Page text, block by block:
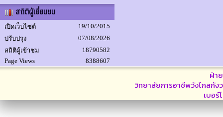
สถิติผู้เยี่ยมชม
เปิดเว็บไซต์
19/10/2015
ปรับปรุง
07/08/2026
สถิติผู้เข้าชม
18790582
Page Views
8388607
ฝ่า
วิทยาลัยการอาชีพวังไกลกัง
เบอ